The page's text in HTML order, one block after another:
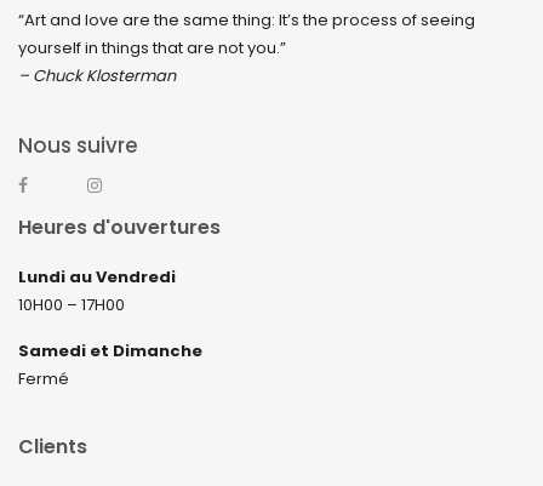
“Art and love are the same thing: It’s the process of seeing
yourself in things that are not you.”
– Chuck Klosterman
Nous suivre
Heures d'ouvertures
Lundi au Vendredi
10H00 – 17H00
Samedi et Dimanche
Fermé
Clients